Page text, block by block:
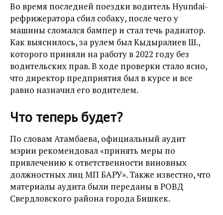
Во время последней поездки водитель Hyundai-
рефрижератора сбил собаку, после чего у
машины сломался бампер и стал течь радиатор.
Как выяснилось, за рулем был Кыдыралиев Ш.,
которого приняли на работу в 2022 году без
водительских прав. В ходе проверки стало ясно,
что директор предприятия был в курсе и все
равно назначил его водителем.
Что теперь будет?
По словам Атамбаева, официальный аудит
мэрии рекомендовал «принять меры по
привлечению к ответственности виновных
должностных лиц МП БАРУ». Также известно, что
материалы аудита были переданы в РОВД
Свердловского района города Бишкек.